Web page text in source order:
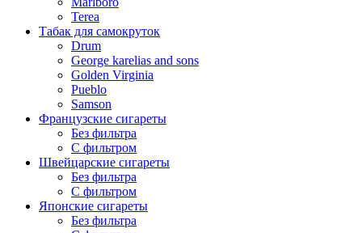
Terea
Табак для самокруток
Drum
George karelias and sons
Golden Virginia
Pueblo
Samson
Французские сигареты
Без фильтра
С фильтром
Швейцарские сигареты
Без фильтра
С фильтром
Японские сигареты
Без фильтра